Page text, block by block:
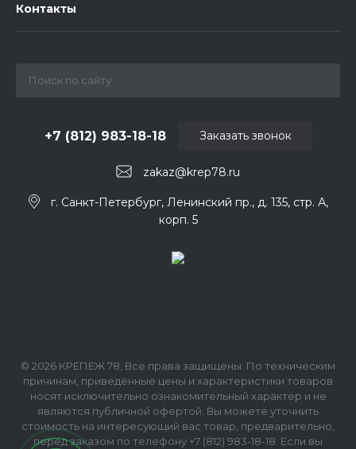
Контакты
zakaz@krep78.ru
+7 (812) 983-18-18
г. Санкт-Петербург, Ленинский пр., д. 135, стр. А,
корп. 5
Заказать звонок
© 2026 КРЕПЕЖ 78, Все права защищены. По техническим
причинам, приведённые цены и характеристики товаров
носят исключительно ознакомительный характер и не
являются публичной офертой. Вы можете уточнить
стоимость на интересующий вас товар, предварительно,
перед заказом по телефону +7 (812) 983-18-18. Если вы